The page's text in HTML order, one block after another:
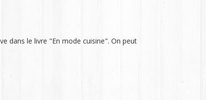
dans le livre "En mode cuisine". On peut